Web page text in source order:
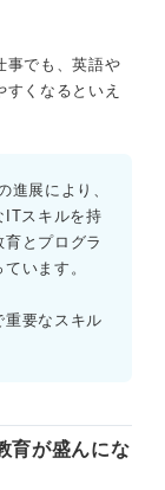
事でも、英語や
くなるといえ
進展により、
ITスキルを持
とプログラ
います。
重要なスキル
育が盛んにな